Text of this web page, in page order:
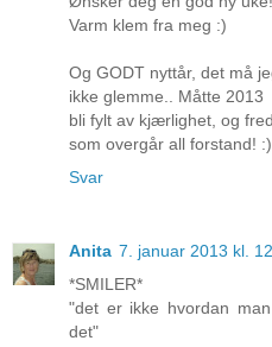
Varm klem fra meg :)
Og GODT nyttår, det må
ikke glemme.. Måtte 2013
bli fylt av kjærlighet, og fred
som overgår all forstand! :)
Svar
Anita 7. januar 2013 kl.
*SMILER*
"det er ikke hvordan
det"